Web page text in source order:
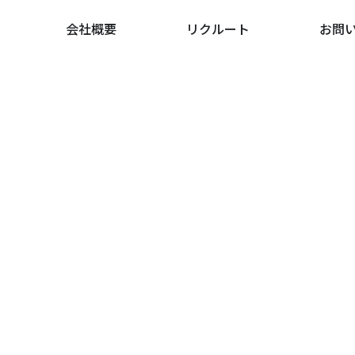
会社概要 リクルート お問